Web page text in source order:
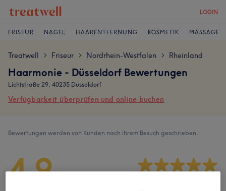
LOGIN
FRISEUR NÄGEL HAARENTFERNUNG KOSMETIK MASSAGE
Treatwell > Friseur > Nordrhein-Westfalen > Rheinland
Haarmonie - Düsseldorf Bewertungen
Lichtstraße 29, 40235 Düsseldorf
Verfügbarkeit überprüfen und online buchen
Bewertungen werden von Kunden nach ihrem Besuch geschrieben.
4,9